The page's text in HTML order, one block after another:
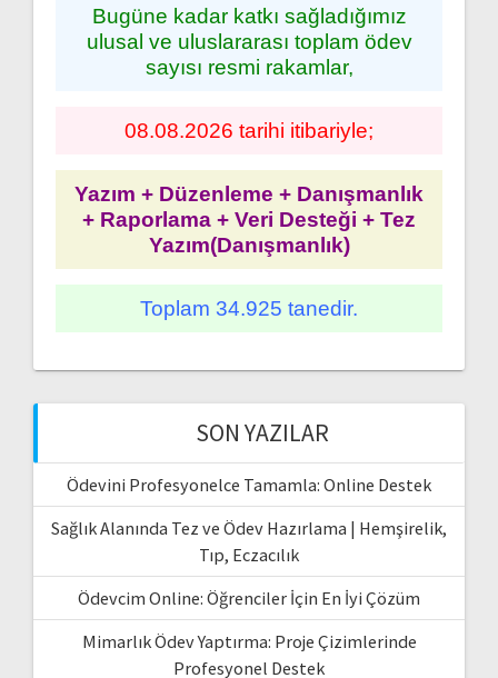
Bugüne kadar katkı sağladığımız
ulusal ve uluslararası toplam ödev
sayısı resmi rakamlar,
08.08.2026 tarihi itibariyle;
Yazım + Düzenleme + Danışmanlık
+ Raporlama + Veri Desteği + Tez
Yazım(Danışmanlık)
Toplam 34.925 tanedir.
SON YAZILAR
Ödevini Profesyonelce Tamamla: Online Destek
Sağlık Alanında Tez ve Ödev Hazırlama | Hemşirelik,
Tıp, Eczacılık
Ödevcim Online: Öğrenciler İçin En İyi Çözüm
Mimarlık Ödev Yaptırma: Proje Çizimlerinde
Profesyonel Destek